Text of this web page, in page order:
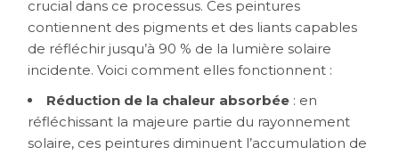
crucial dans ce processus. Ces peintures
contiennent des pigments et des liants capables
de réfléchir jusqu’à 90 % de la lumière solaire
incidente. Voici comment elles fonctionnent :
Réduction de la chaleur absorbée : en
réfléchissant la majeure partie du rayonnement
solaire, ces peintures diminuent l’accumulation de